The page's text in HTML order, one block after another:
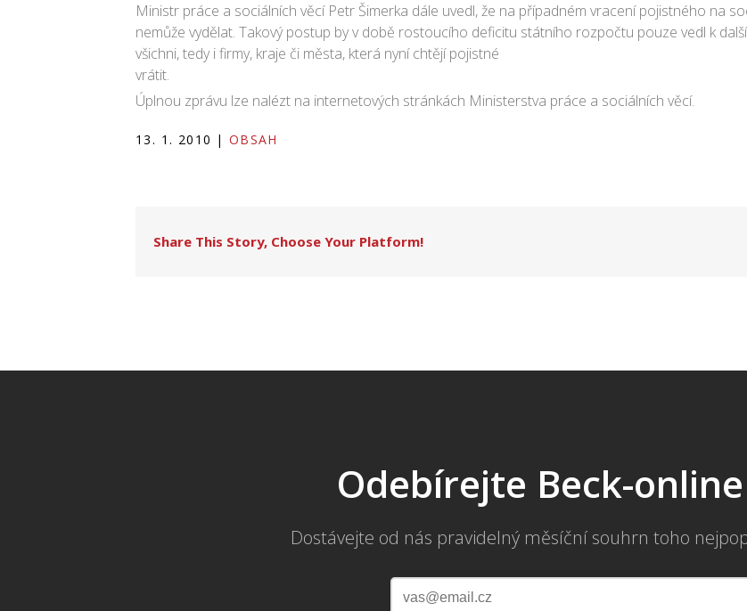
Ministr práce a sociálních věcí Petr Šimerka dále uvedl, že na případném vracení pojistného na
nemůže vydělat. Takový postup by v době rostoucího deficitu státního rozpočtu pouze vedl k
všichni, tedy i firmy, kraje či města, která nyní chtějí pojistné
vrátit.
Úplnou zprávu lze nalézt na internetových stránkách Ministerstva práce a sociálních věcí.
13. 1. 2010 | OBSAH
Share This Story, Choose Your Platform!
Odebírejte Beck-online
Dostávejte od nás pravidelný měsíční souhrn toho